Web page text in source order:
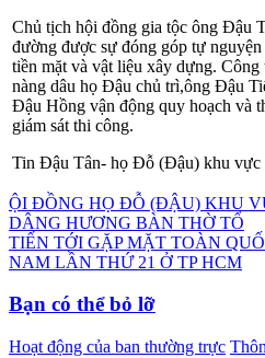
Chủ tịch hội đồng gia tộc ông Đậu
đường được sự đóng góp tự
tiền mặt và vật liệu xây dựng.
nàng dâu họ Đậu chủ trì,ông Đậu
Đậu Hồng vận động quy hoạch và
giám sát thi công.
Tin Đậu Tân- họ Đỗ (Đậu) khu vực
Điều
hướng
bài
viết
ỘI ĐỒNG HỌ ĐỖ (ĐẬU) KHU
DÂNG HƯƠNG BÀN THỜ TỔ
TIẾN TỚI GẶP MẶT TOÀN
NAM LẦN THỨ 21 Ở TP HCM
Bạn có thể bỏ lỡ
Hoạt động của ban thường trực